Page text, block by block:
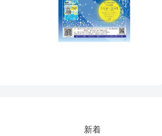
新着